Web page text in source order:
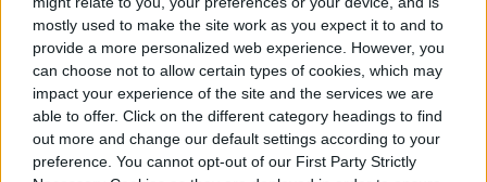
mostly used to make the site work as you expect it to and to
provide a more personalized web experience. However, you
can choose not to allow certain types of cookies, which may
impact your experience of the site and the services we are
able to offer. Click on the different category headings to find
out more and change our default settings according to your
preference. You cannot opt-out of our First Party Strictly
que se espera que proporcione datos útiles
para los futuros sistemas de
comunicaciones espaciales necesarios
para las misiones a la Luna y más allá.
Además, la tripulación llevará a cabo